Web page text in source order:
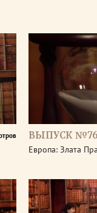
ВЫПУСК
Европа: Злата